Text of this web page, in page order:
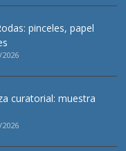
pinceles, papel
curatorial: muestra